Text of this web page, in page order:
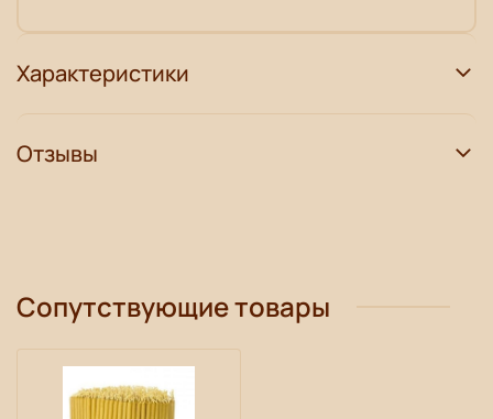
Характеристики
Отзывы
Сопутствующие товары